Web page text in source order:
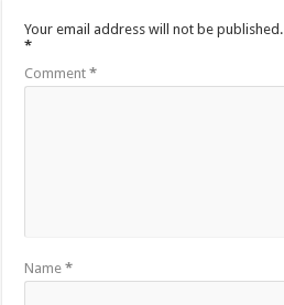
Your email address will not be published.
*
Comment*
Name*